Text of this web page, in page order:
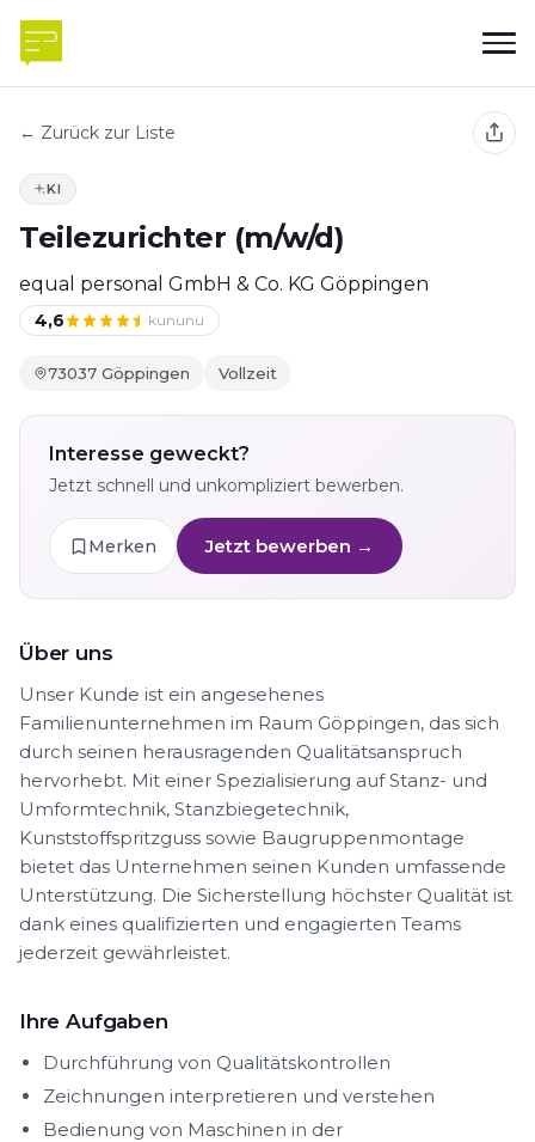
← Zurück zur Liste
KI
Teilezurichter (m/w/d)
equal personal GmbH & Co. KG Göppingen
4,6 kununu
73037 Göppingen Vollzeit
Interesse geweckt?
Jetzt schnell und unkompliziert bewerben.
Merken Jetzt bewerben →
Über uns
Unser Kunde ist ein angesehenes
Familienunternehmen im Raum Göppingen, das sich
durch seinen herausragenden Qualitätsanspruch
hervorhebt. Mit einer Spezialisierung auf Stanz- und
Umformtechnik, Stanzbiegetechnik,
Kunststoffspritzguss sowie Baugruppenmontage
bietet das Unternehmen seinen Kunden umfassende
Unterstützung. Die Sicherstellung höchster Qualität ist
dank eines qualifizierten und engagierten Teams
jederzeit gewährleistet.
Ihre Aufgaben
Durchführung von Qualitätskontrollen
Zeichnungen interpretieren und verstehen
Bedienung von Maschinen in der